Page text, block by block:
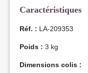
Caractéristiques
Réf. : LA-209353
Poids : 3 kg
Dimensions colis :